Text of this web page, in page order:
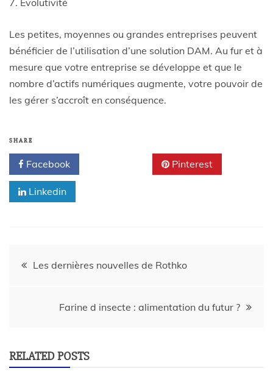
7. Evolutivité
Les petites, moyennes ou grandes entreprises peuvent
bénéficier de l’utilisation d’une solution DAM. Au fur et à
mesure que votre entreprise se développe et que le
nombre d’actifs numériques augmente, votre pouvoir de
les gérer s’accroît en conséquence.
SHARE
Facebook Pinterest
Linkedin
Les dernières nouvelles de Rothko
Farine d insecte : alimentation du futur ?
RELATED POSTS